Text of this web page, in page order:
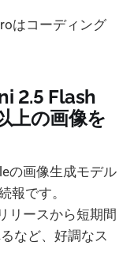
はコーディング
2.5 Flash
上の画像を
の画像生成モデル
報です。
リースから短期間
など、好調なス